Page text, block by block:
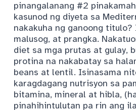
pinangalanang #2
kasunod ng diyeta sa
nakakuha ng ganoong titulo?
malusog, at prangka.
diet sa mga prutas at gulay,
protina na nakabatay sa
beans at lentil. Isinasama
karagdagang nutrisyon sa
bitamina, mineral at hibla,
pinahihintulutan pa rin ang